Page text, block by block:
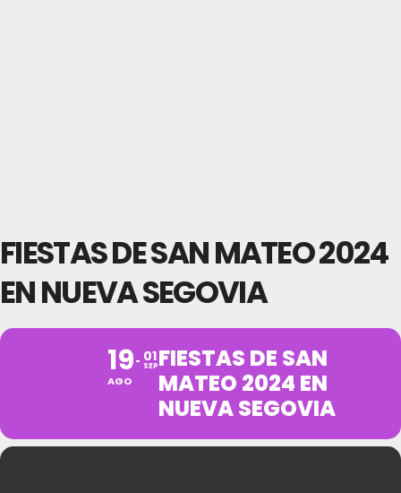
FIESTAS DE SAN MATEO 2024
EN NUEVA SEGOVIA
19
AGO
01
SEPFIESTAS DE SAN
MATEO 2024 EN
NUEVA SEGOVIA